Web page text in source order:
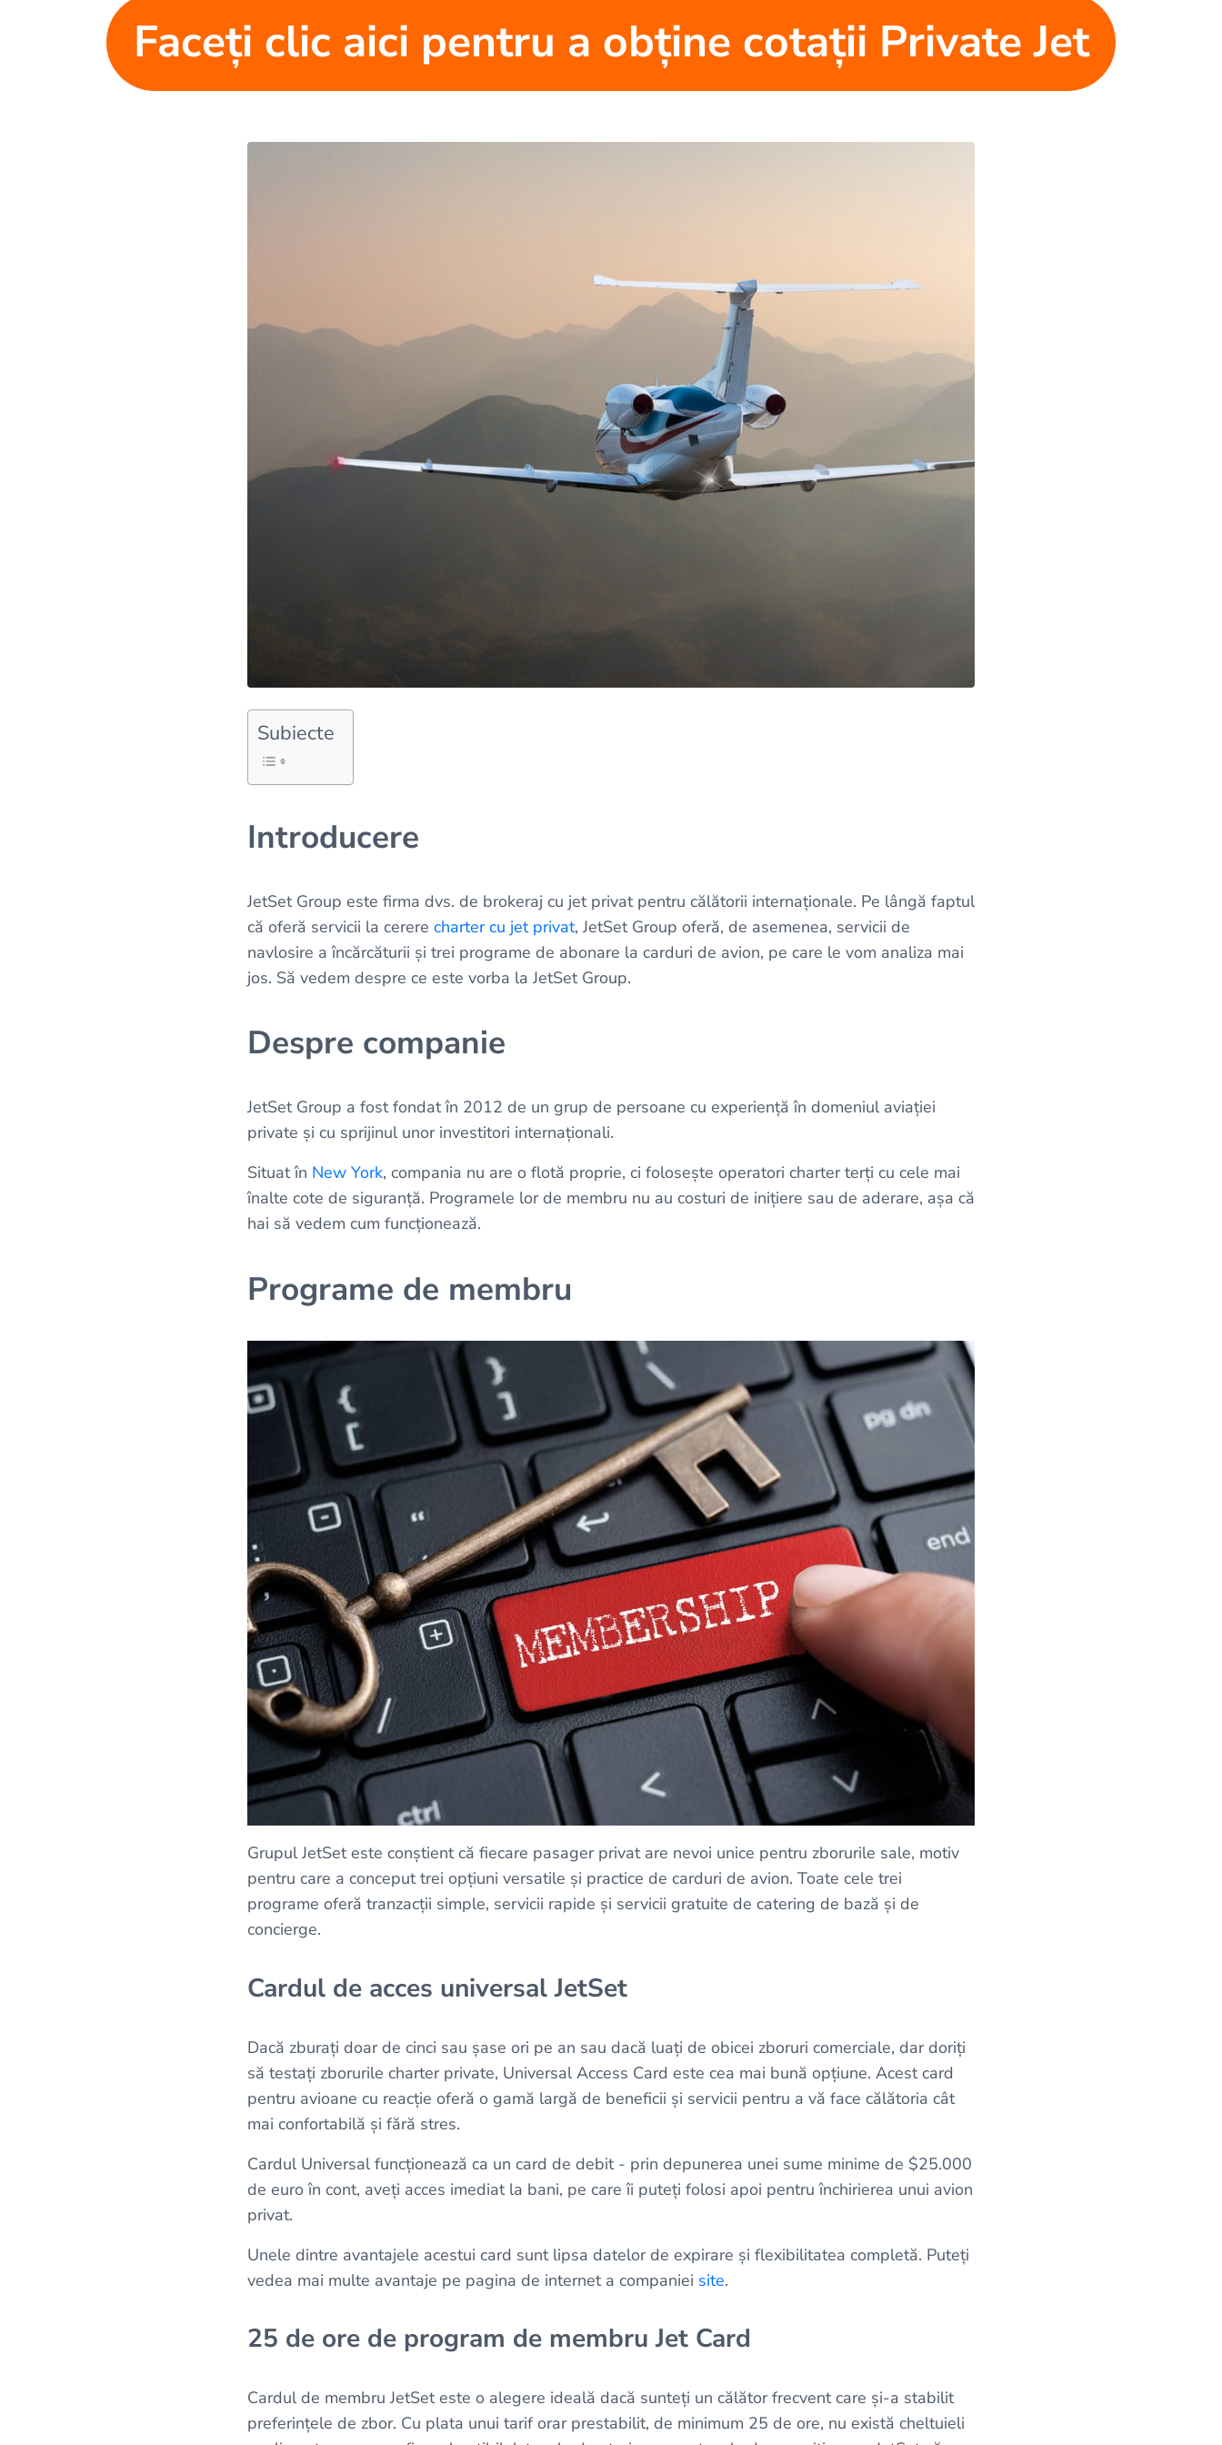
Faceți clic aici pentru a obține cotații Private Jet
Subiecte
Introducere
JetSet Group este firma dvs. de brokeraj cu jet privat pentru călătorii internaționale. Pe lângă faptul
că oferă servicii la cerere charter cu jet privat, JetSet Group oferă, de asemenea, servicii de
navlosire a încărcăturii și trei programe de abonare la carduri de avion, pe care le vom analiza mai
jos. Să vedem despre ce este vorba la JetSet Group.
Despre companie
JetSet Group a fost fondat în 2012 de un grup de persoane cu experiență în domeniul aviației
private și cu sprijinul unor investitori internaționali.
Situat în New York, compania nu are o flotă proprie, ci folosește operatori charter terți cu cele mai
înalte cote de siguranță. Programele lor de membru nu au costuri de inițiere sau de aderare, așa că
hai să vedem cum funcționează.
Programe de membru
Grupul JetSet este conștient că fiecare pasager privat are nevoi unice pentru zborurile sale, motiv
pentru care a conceput trei opțiuni versatile și practice de carduri de avion. Toate cele trei
programe oferă tranzacții simple, servicii rapide și servicii gratuite de catering de bază și de
concierge.
Cardul de acces universal JetSet
Dacă zburați doar de cinci sau șase ori pe an sau dacă luați de obicei zboruri comerciale, dar doriți
să testați zborurile charter private, Universal Access Card este cea mai bună opțiune. Acest card
pentru avioane cu reacție oferă o gamă largă de beneficii și servicii pentru a vă face călătoria cât
mai confortabilă și fără stres.
Cardul Universal funcționează ca un card de debit - prin depunerea unei sume minime de $25.000
de euro în cont, aveți acces imediat la bani, pe care îi puteți folosi apoi pentru închirierea unui avion
privat.
Unele dintre avantajele acestui card sunt lipsa datelor de expirare și flexibilitatea completă. Puteți
vedea mai multe avantaje pe pagina de internet a companiei site.
25 de ore de program de membru Jet Card
Cardul de membru JetSet este o alegere ideală dacă sunteți un călător frecvent care și-a stabilit
preferințele de zbor. Cu plata unui tarif orar prestabilit, de minimum 25 de ore, nu există cheltuieli